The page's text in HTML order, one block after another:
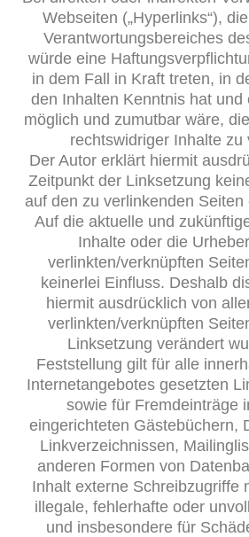
Webseiten („Hyperlinks“),
Verantwortungsbereiches
würde eine
in dem Fall in Kraft treten, in
den Inhalten Kenntnis hat und
möglich und zumutbar wäre,
rechtswidriger Inhalte zu
Der Autor erklärt hiermit
Zeitpunkt der Linksetzung
auf den zu verlinkenden Seiten
Auf die aktuelle und
Inhalte oder die
verlinkten/verknüpften
keinerlei Einfluss. Deshalb
hiermit ausdrücklich von
verlinkten/verknüpften
Linksetzung verändert
Feststellung gilt für alle
Internetangebotes gesetzten
sowie für Fremdeinträge
eingerichteten Gästebüchern,
Linkverzeichnissen,
anderen Formen von
Inhalt externe Schreibzugriffe
illegale, fehlerhafte oder
und insbesondere für